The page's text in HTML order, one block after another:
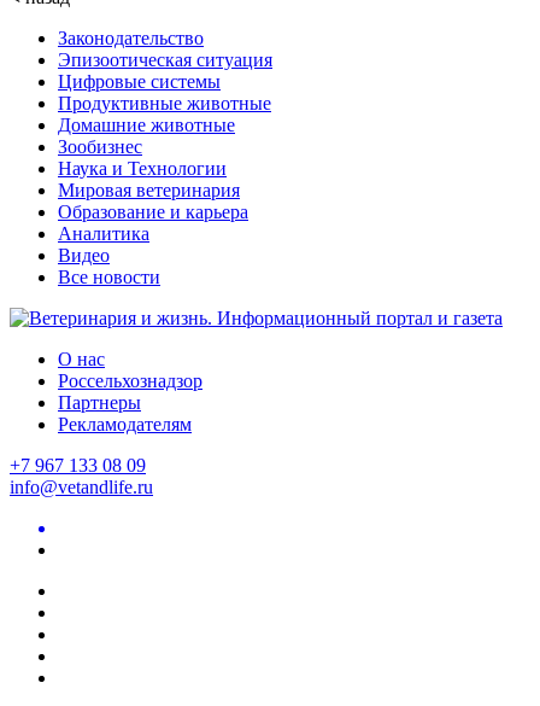
Законодательство
Эпизоотическая ситуация
Цифровые системы
Продуктивные животные
Домашние животные
Зообизнес
Наука и Технологии
Мировая ветеринария
Образование и карьера
Аналитика
Видео
Все новости
О нас
Россельхознадзор
Партнеры
Рекламодателям
+7 967 133 08 09
info@vetandlife.ru